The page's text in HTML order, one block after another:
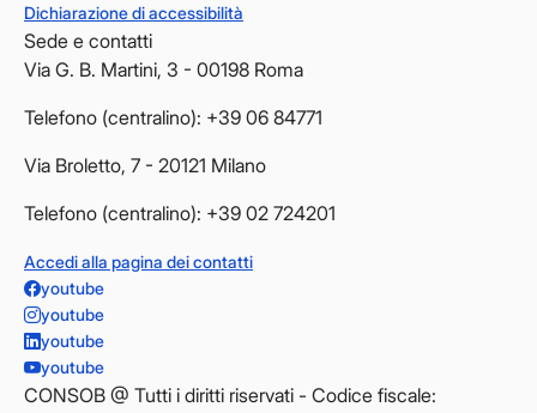
Dichiarazione di accessibilità
Sede e contatti
Via G. B. Martini, 3 - 00198 Roma
Telefono (centralino): +39 06 84771
Via Broletto, 7 - 20121 Milano
Telefono (centralino): +39 02 724201
Accedi alla pagina dei contatti
youtube
youtube
youtube
youtube
CONSOB @ Tutti i diritti riservati - Codice fiscale: